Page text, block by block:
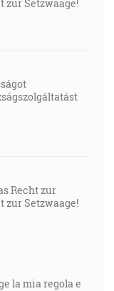
Setzwaage!
Recht zur
Setzwaage!
la mia regola e